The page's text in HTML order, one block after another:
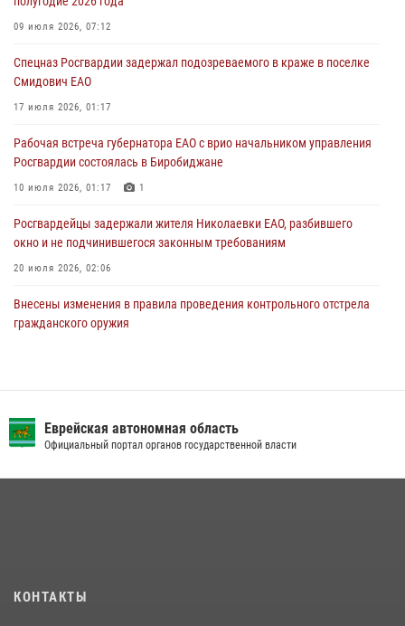
Внесены изменения в правила проведения контрольного отстрела
гражданского оружия
Правила приобретения нарезного оружия изменены: минимальный
стаж владения сокращён до трёх лет
09 июля 2026, 07:12
Спецназ Росгвардии задержал подозреваемого в краже в поселке
Смидович ЕАО
17 июля 2026, 01:17
Рабочая встреча губернатора ЕАО с врио начальником управления
Росгвардии состоялась в Биробиджане
10 июля 2026, 01:17 1
Росгвардейцы задержали жителя Николаевки ЕАО, разбившего
окно и не подчинившегося законным требованиям
20 июля 2026, 02:06
Внесены изменения в правила проведения контрольного отстрела
гражданского оружия
23 июля 2026, 00:16 2
21 июля 2026, 04:18
Еврейская автономная область
Официальный портал органов государственной власти
КОНТАКТЫ